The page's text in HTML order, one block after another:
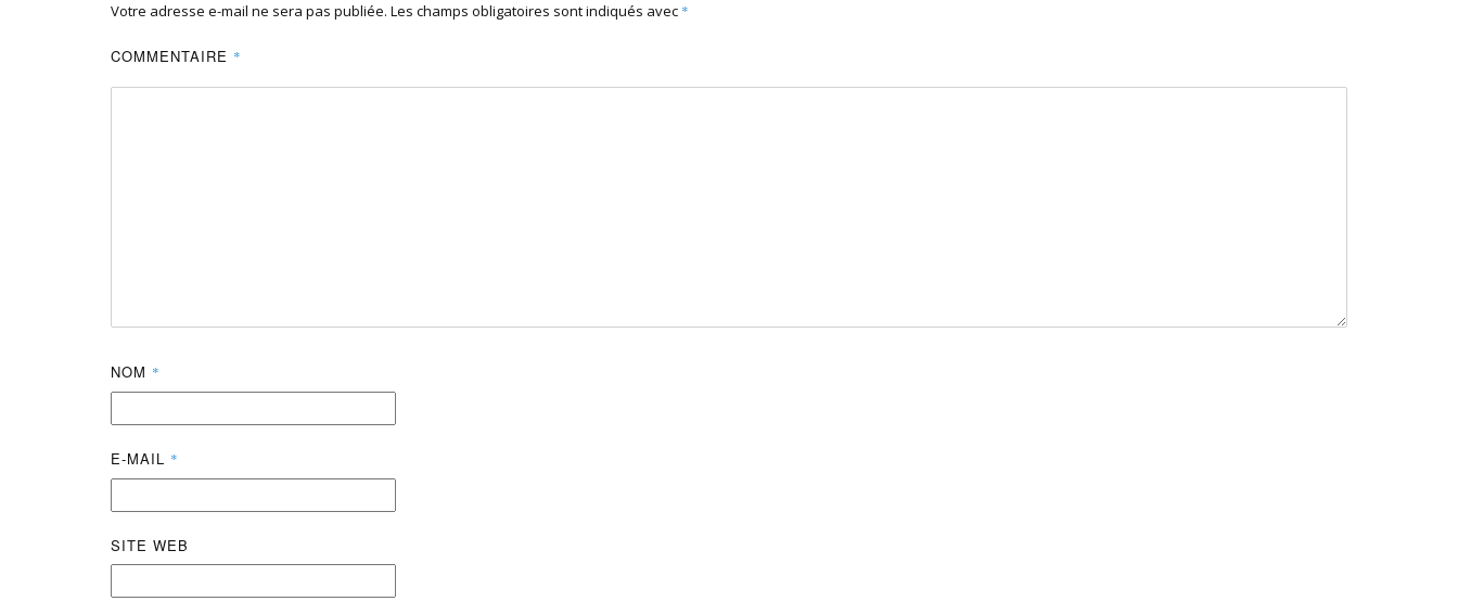
Votre adresse e-mail ne sera pas publiée. Les champs obligatoires sont indiqués avec *
COMMENTAIRE *
NOM *
E-MAIL *
SITE WEB